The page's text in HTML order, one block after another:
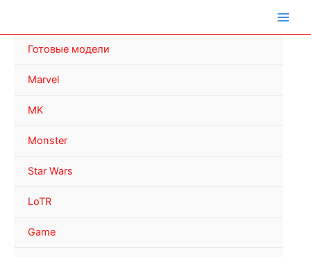
Готовые модели
Marvel
MK
Monster
Star Wars
LoTR
Game